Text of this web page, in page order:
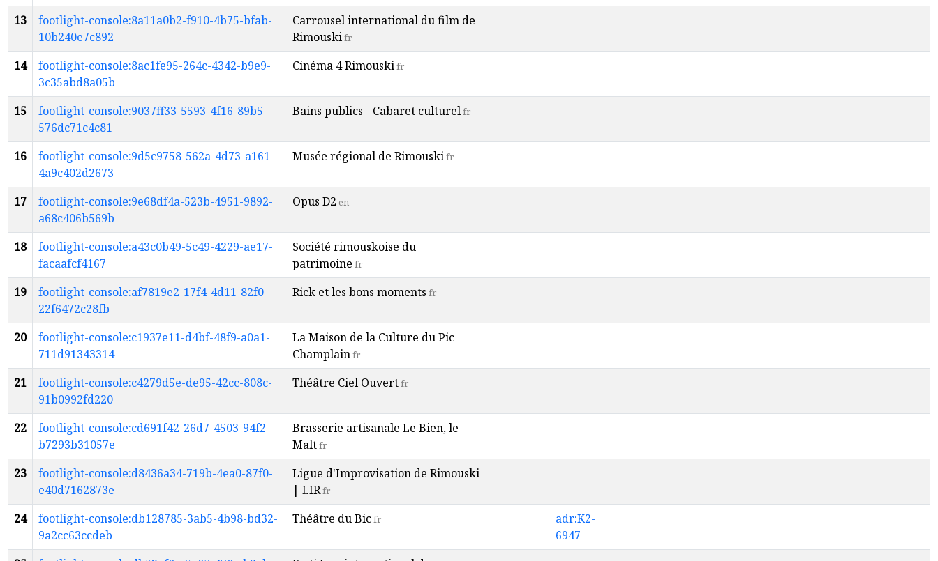
13
footlight-console:8a11a0b2-f910-4b75-bfab-
10b240e7c892
Carrousel international du film de
Rimouskifr
14
footlight-console:8ac1fe95-264c-4342-b9e9-
3c35abd8a05b
Cinéma 4 Rimouskifr
15
footlight-console:9037ff33-5593-4f16-89b5-
576dc71c4c81
Bains publics - Cabaret culturelfr
16
footlight-console:9d5c9758-562a-4d73-a161-
4a9c402d2673
Musée régional de Rimouskifr
17
footlight-console:9e68df4a-523b-4951-9892-
a68c406b569b
Opus D2 en
18
footlight-console:a43c0b49-5c49-4229-ae17-
facaafcf4167
Société rimouskoise du
patrimoine fr
19
footlight-console:af7819e2-17f4-4d11-82f0-
22f6472c28fb
Rick et les bons moments fr
20
footlight-console:c1937e11-d4bf-48f9-a0a1-
711d91343314
La Maison de la Culture du Pic
Champlainfr
21
footlight-console:c4279d5e-de95-42cc-808c-
91b0992fd220
Théâtre Ciel Ouvertfr
22
footlight-console:cd691f42-26d7-4503-94f2-
b7293b31057e
Brasserie artisanale Le Bien, le
Maltfr
23
footlight-console:d8436a34-719b-4ea0-87f0-
e40d7162873e
Ligue d'Improvisation de Rimouski
| LIRfr
24
footlight-console:db128785-3ab5-4b98-bd32-
9a2cc63ccdeb
Théâtre du Bicfr
adr:K2-
6947